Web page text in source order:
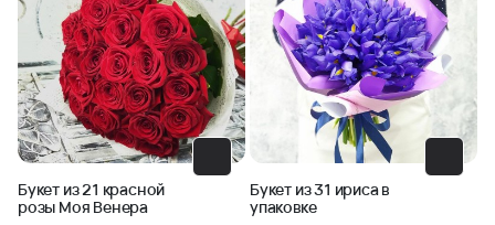
Букет из 21 красной
розы Моя Венера
Букет из 31 ириса в
упаковке